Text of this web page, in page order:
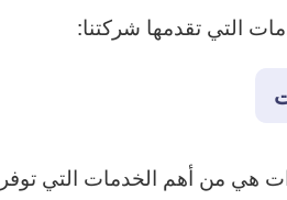
التي تقدمها شركتنا:
هي من أهم الخدمات التي